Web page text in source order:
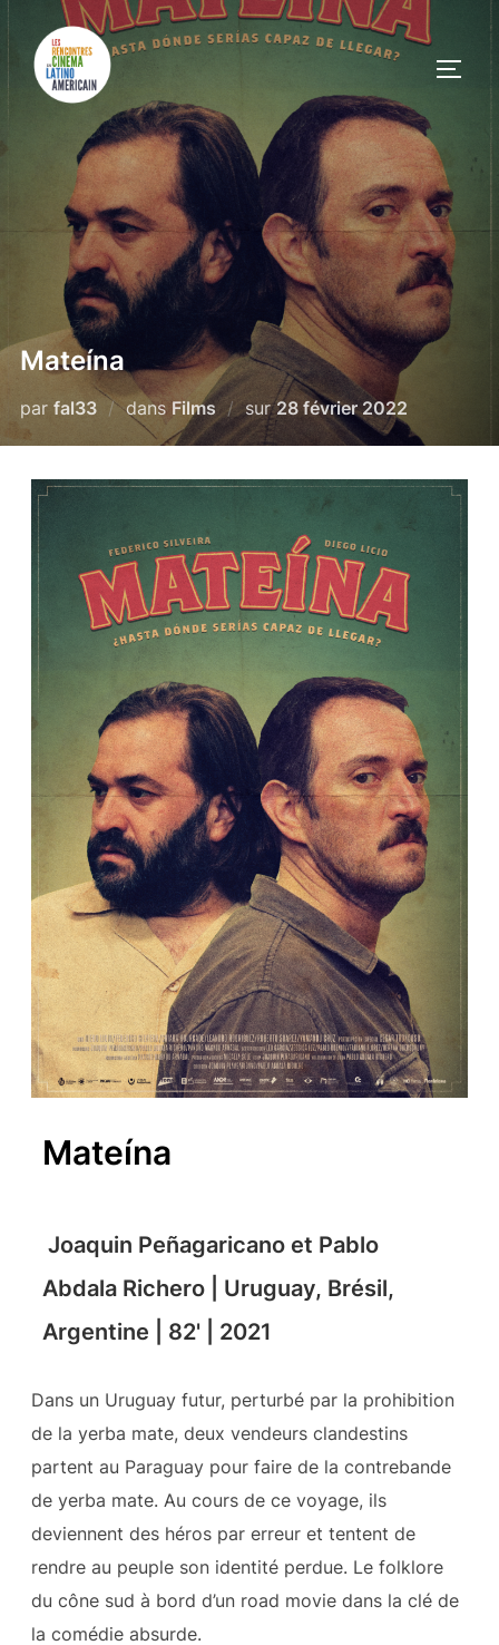
Mateína
par fal33 dans Films sur28 février 2022
Mateína
Joaquin Peñagaricano et Pablo
Abdala Richero | Uruguay, Brésil,
Argentine | 82' | 2021
Dans un Uruguay futur, perturbé par la prohibition
de la yerba mate, deux vendeurs clandestins
partent au Paraguay pour faire de la contrebande
de yerba mate. Au cours de ce voyage, ils
deviennent des héros par erreur et tentent de
rendre au peuple son identité perdue. Le folklore
du cône sud à bord d’un road movie dans la clé de
la comédie absurde.